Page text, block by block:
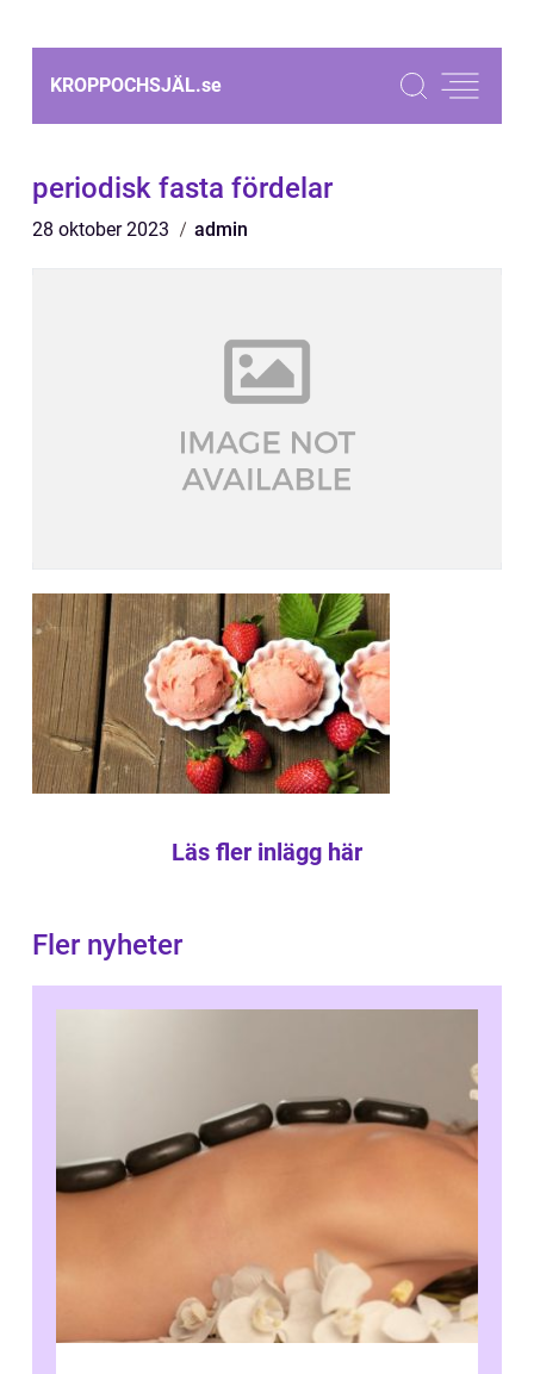
KROPPOCHSJÄL.se
periodisk fasta fördelar
28 oktober 2023 admin
Läs fler inlägg här
Fler nyheter